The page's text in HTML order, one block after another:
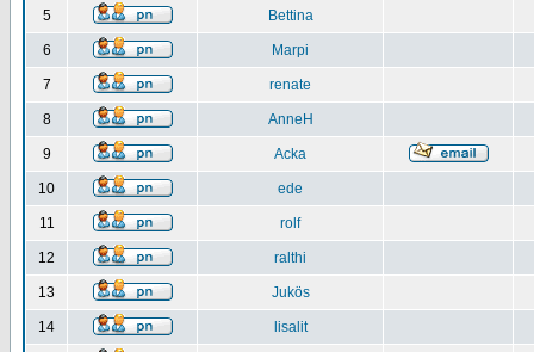
5 Bettina
6 Marpi
7 renate
8 AnneH
9 Acka
10 ede
11 rolf
12 ralthi
13 Jukös
14 lisalit